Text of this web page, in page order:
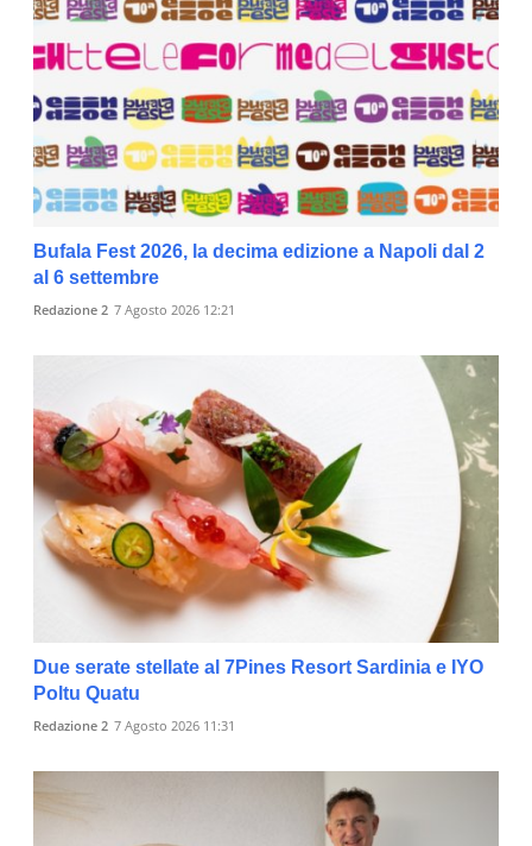
Bufala Fest 2026, la decima edizione a Napoli dal 2
al 6 settembre
Redazione 2 7 Agosto 2026 12:21
Due serate stellate al 7Pines Resort Sardinia e IYO
Poltu Quatu
Redazione 2 7 Agosto 2026 11:31